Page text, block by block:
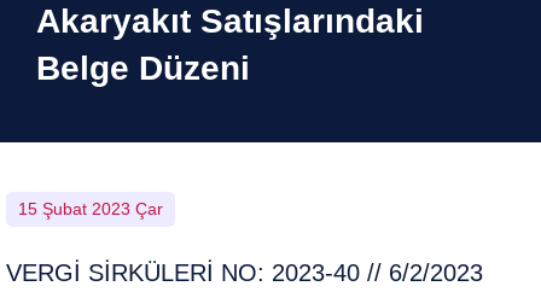
Akaryakıt Satışlarındaki
Belge Düzeni
15 Şubat 2023 Çar
VERGİ SİRKÜLERİ NO: 2023-40 // 6/2/2023